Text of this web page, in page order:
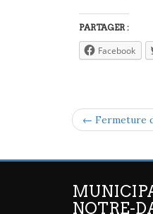
PARTAGER :
Facebook
← Fermeture
NOTRE-